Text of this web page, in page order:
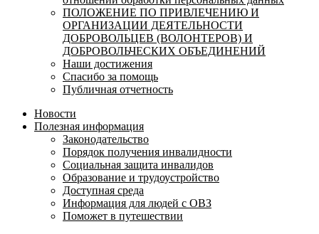
ПОЛОЖЕНИЕ ПО ПРИВЛЕЧЕНИЮ И
ОРГАНИЗАЦИИ ДЕЯТЕЛЬНОСТИ
ДОБРОВОЛЬЦЕВ (ВОЛОНТЕРОВ) И
ДОБРОВОЛЬЧЕСКИХ ОБЪЕДИНЕНИЙ
Наши достижения
Спасибо за помощь
Публичная отчетность
Новости
Полезная информация
Законодательство
Порядок получения инвалидности
Социальная защита инвалидов
Образование и трудоустройство
Доступная среда
Информация для людей с ОВЗ
Поможет в путешествии